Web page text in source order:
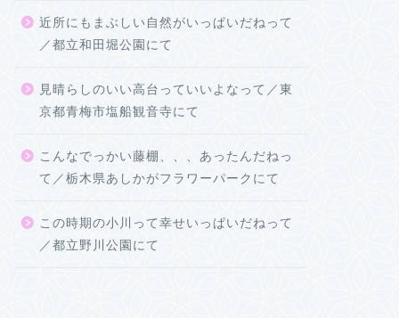
近所にもまぶしい自然がいっぱいだねって
／都立和田堀公園にて
見晴らしのいい高台っていいよなって／東
京都青梅市塩船観音寺にて
こんなでっかい藤棚、、、あったんだねっ
て／栃木県あしかがフラワーパークにて
この時期の小川って幸せいっぱいだねって
／都立野川公園にて